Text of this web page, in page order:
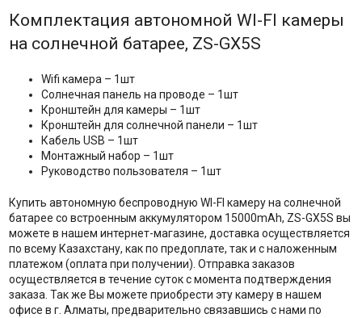
Комплектация автономной WI-FI камеры
на солнечной батарее, ZS-GX5S
Wifi камера – 1шт
Солнечная панель на проводе – 1шт
Кронштейн для камеры – 1шт
Кронштейн для солнечной панели – 1шт
Кабель USB – 1шт
Монтажный набор – 1шт
Руководство пользователя – 1шт
Купить автономную беспроводную WI-FI камеру на солнечной
батарее со встроенным аккумулятором 15000mAh, ZS-GX5S вы
можете в нашем интернет-магазине, доставка осуществляется
по всему Казахстану, как по предоплате, так и с наложенным
платежом (оплата при получении). Отправка заказов
осуществляется в течение суток с момента подтверждения
заказа. Так же Вы можете приобрести эту камеру в нашем
офисе в г. Алматы, предварительно связавшись с нами по